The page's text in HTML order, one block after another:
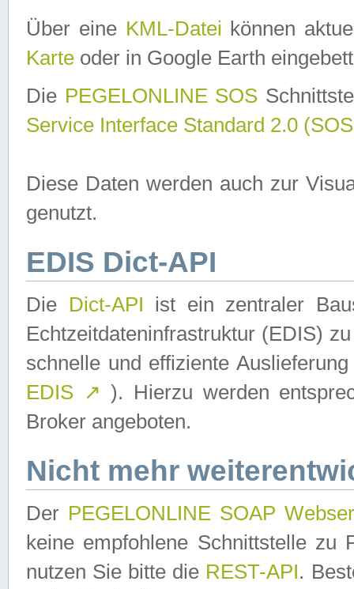
Über eine KML-Datei können
Karte oder in Google Earth
Die PEGELONLINE SOS
Service Interface Standard 2.0
Diese Daten werden auch zur
genutzt.
EDIS Dict-API
Die Dict-API ist ein zentraler
Echtzeitdateninfrastruktur (EDIS)
schnelle und effiziente
EDIS ↗ ). Hierzu werden
Broker angeboten.
Nicht mehr
Der PEGELONLINE SOAP
keine empfohlene Schnittstelle zu
nutzen Sie bitte die REST-API.